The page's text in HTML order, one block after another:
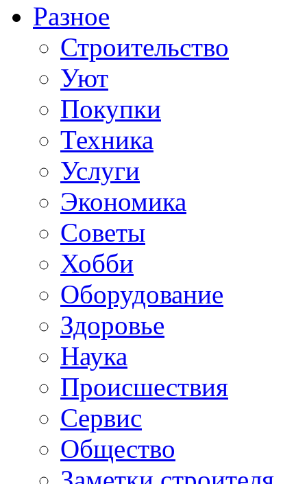
Разное
Строительство
Уют
Покупки
Техника
Услуги
Экономика
Советы
Хобби
Oборудование
Здоровье
Наука
Происшествия
Сервис
Общество